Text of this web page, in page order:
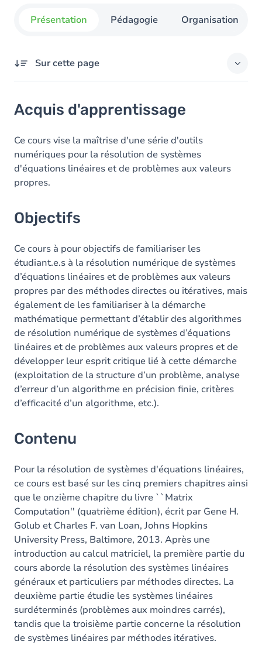
Présentation Pédagogie Organisation
Sur cette page
Objectifs
Contenu
Table des matières
Exercices
Acquis d'apprentissage
Ce cours vise la maîtrise d'une série d'outils
numériques pour la résolution de systèmes
d'équations linéaires et de problèmes aux valeurs
propres.
Objectifs
Ce cours à pour objectifs de familiariser les
étudiant.e.s à la résolution numérique de systèmes
d’équations linéaires et de problèmes aux valeurs
propres par des méthodes directes ou itératives, mais
également de les familiariser à la démarche
mathématique permettant d’établir des algorithmes
de résolution numérique de systèmes d’équations
linéaires et de problèmes aux valeurs propres et de
développer leur esprit critique lié à cette démarche
(exploitation de la structure d’un problème, analyse
d’erreur d’un algorithme en précision finie, critères
d’efficacité d’un algorithme, etc.).
Contenu
Pour la résolution de systèmes d'équations linéaires,
ce cours est basé sur les cinq premiers chapitres ainsi
que le onzième chapitre du livre ``Matrix
Computation'' (quatrième édition), écrit par Gene H.
Golub et Charles F. van Loan, Johns Hopkins
University Press, Baltimore, 2013. Après une
introduction au calcul matriciel, la première partie du
cours aborde la résolution des systèmes linéaires
généraux et particuliers par méthodes directes. La
deuxième partie étudie les systèmes linéaires
surdéterminés (problèmes aux moindres carrés),
tandis que la troisième partie concerne la résolution
de systèmes linéaires par méthodes itératives.